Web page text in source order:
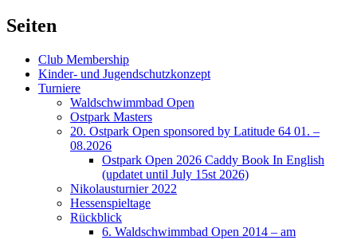
Seiten
Club Membership
Kinder- und Jugendschutzkonzept
Turniere
Waldschwimmbad Open
Ostpark Masters
20. Ostpark Open sponsored by Latitude 64 01. –
08.2026
Ostpark Open 2026 Caddy Book In English
(updatet until July 15st 2026)
Nikolausturnier 2022
Hessenspieltage
Rückblick
6. Waldschwimmbad Open 2014 – am